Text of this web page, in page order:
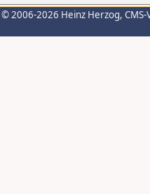
© 2006-2026 Heinz Herzog,